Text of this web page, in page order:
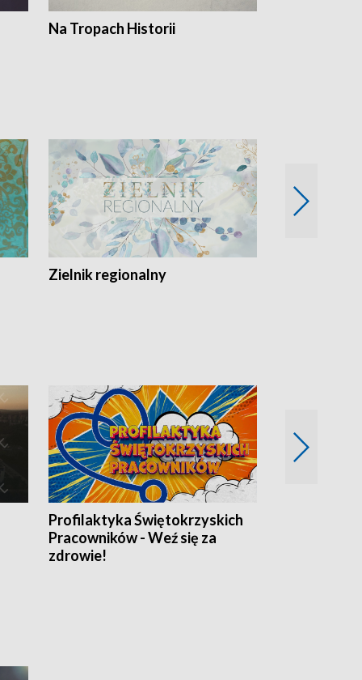
Na Tropach Historii
Zielnik regionalny
Profilaktyka Świętokrzyskich
Pracowników - Weź się za
zdrowie!